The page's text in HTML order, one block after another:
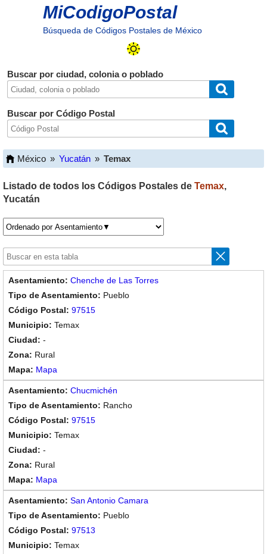
MiCodigoPostal
Búsqueda de Códigos Postales de México
Buscar por ciudad, colonia o poblado
Buscar por Código Postal
México » Yucatán » Temax
Listado de todos los Códigos Postales de Temax,
Yucatán
Chenche de Las Torres
Pueblo
97515
Temax
-
Rural
Mapa
Chucmichén
Rancho
97515
Temax
-
Rural
Mapa
San Antonio Camara
Pueblo
97513
Temax